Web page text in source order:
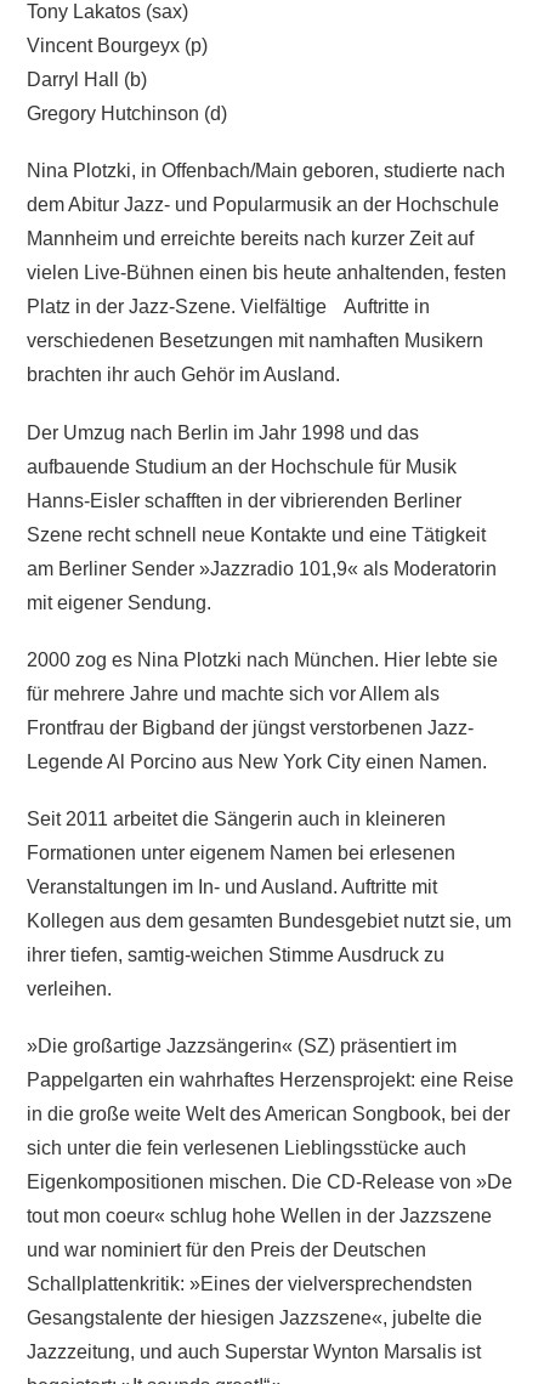
Tony Lakatos (sax)
Vincent Bourgeyx (p)
Darryl Hall (b)
Gregory Hutchinson (d)
Nina Plotzki, in Offenbach/Main geboren, studierte nach
dem Abitur Jazz- und Popularmusik an der Hochschule
Mannheim und erreichte bereits nach kurzer Zeit auf
vielen Live-Bühnen einen bis heute anhaltenden, festen
Platz in der Jazz-Szene. Vielfältige Auftritte in
verschiedenen Besetzungen mit namhaften Musikern
brachten ihr auch Gehör im Ausland.
Der Umzug nach Berlin im Jahr 1998 und das
aufbauende Studium an der Hochschule für Musik
Hanns-Eisler schafften in der vibrierenden Berliner
Szene recht schnell neue Kontakte und eine Tätigkeit
am Berliner Sender »Jazzradio 101,9« als Moderatorin
mit eigener Sendung.
2000 zog es Nina Plotzki nach München. Hier lebte sie
für mehrere Jahre und machte sich vor Allem als
Frontfrau der Bigband der jüngst verstorbenen Jazz-
Legende Al Porcino aus New York City einen Namen.
Seit 2011 arbeitet die Sängerin auch in kleineren
Formationen unter eigenem Namen bei erlesenen
Veranstaltungen im In- und Ausland. Auftritte mit
Kollegen aus dem gesamten Bundesgebiet nutzt sie, um
ihrer tiefen, samtig-weichen Stimme Ausdruck zu
verleihen.
»Die großartige Jazzsängerin« (SZ) präsentiert im
Pappelgarten ein wahrhaftes Herzensprojekt: eine Reise
in die große weite Welt des American Songbook, bei der
sich unter die fein verlesenen Lieblingsstücke auch
Eigenkompositionen mischen. Die CD-Release von »De
tout mon coeur« schlug hohe Wellen in der Jazzszene
und war nominiert für den Preis der Deutschen
Schallplattenkritik: »Eines der vielversprechendsten
Gesangstalente der hiesigen Jazzszene«, jubelte die
Jazzzeitung, und auch Superstar Wynton Marsalis ist